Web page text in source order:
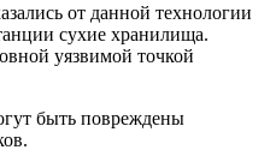
от данной технологии
сухие хранилища.
уязвимой точкой
быть повреждены